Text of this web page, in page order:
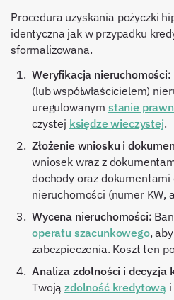
Procedura uzyskania pożyczki
identyczna jak w przypadku
sformalizowana.
Weryfikacja nieruchomości:
(lub współwłaścicielem)
uregulowanym stanie
czystej księdze wieczystej.
Złożenie wniosku i
wniosek wraz z
dochody oraz dokumentami
nieruchomości (numer KW,
Wycena nieruchomości:
operatu szacunkowego,
zabezpieczenia. Koszt ten
Analiza zdolności i decyzja
Twojązdolność kredytową